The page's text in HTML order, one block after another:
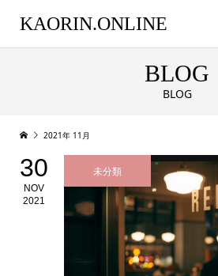
KAORIN.ONLINE
BLOG
BLOG
2021年 11月
30
NOV
2021
未分類